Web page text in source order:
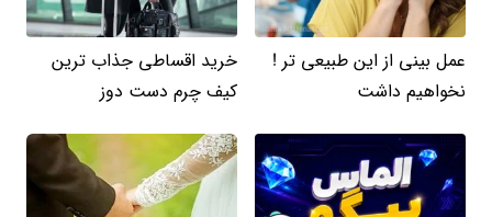
عمل بینی از این طبیعی تر !
نخواهیم داشت
خرید اقساطی جذاب ترین
کیف چرم دست دوز